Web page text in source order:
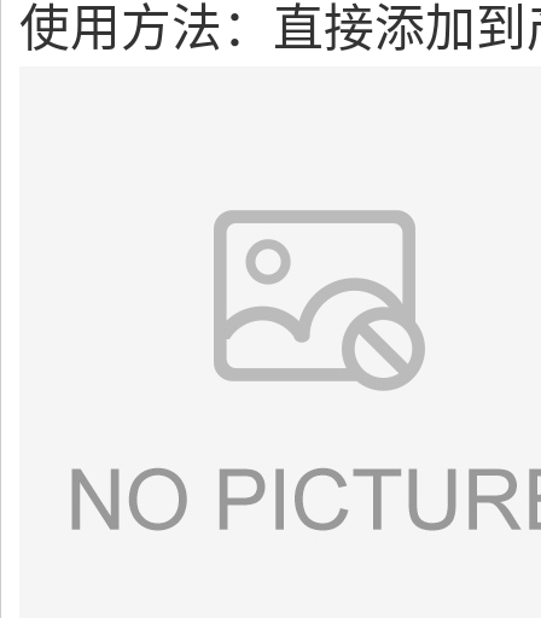
使用方法：直接添加